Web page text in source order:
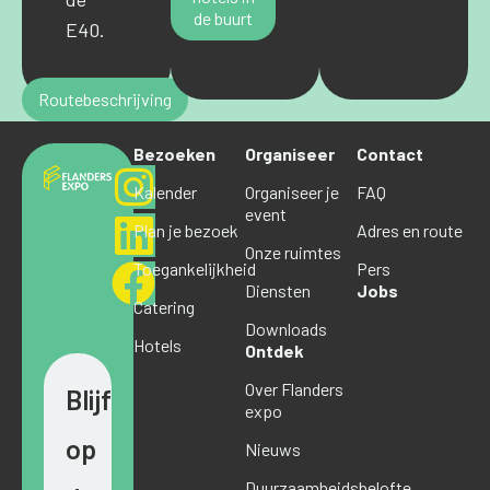
E40.
Routebeschrijving
de buurt
Blijf
op
Bezoeken
Kalender
Plan je bezoek
Toegankelijkheid
Catering
Hotels
Organiseer
Organiseer je
event
Onze ruimtes
Diensten
Downloads
Ontdek
Over Flanders
expo
Nieuws
Contact
FAQ
Adres en route
Pers
Jobs